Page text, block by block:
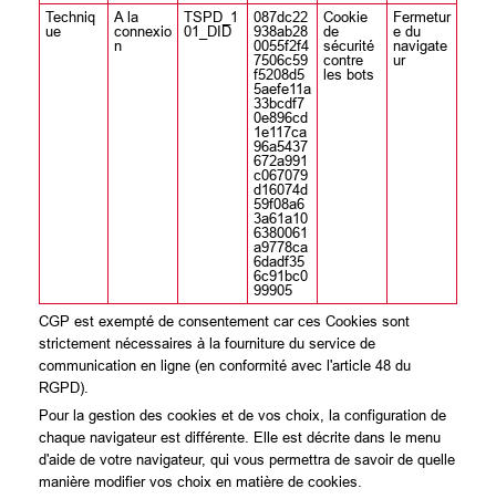
Techniq
ue
A la
connexio
n
TSPD_1
01_DID
087dc22
938ab28
0055f2f4
7506c59
f5208d5
5aefe11a
33bcdf7
0e896cd
1e117ca
96a5437
672a991
c067079
d16074d
59f08a6
3a61a10
6380061
a9778ca
6dadf35
6c91bc0
99905
Cookie
de
sécurité
contre
les bots
Fermetur
e du
navigate
ur
CGP est exempté de consentement car ces Cookies sont
strictement nécessaires à la fourniture du service de
communication en ligne (en conformité avec l'article 48 du
RGPD).
Pour la gestion des cookies et de vos choix, la configuration de
chaque navigateur est différente. Elle est décrite dans le menu
d'aide de votre navigateur, qui vous permettra de savoir de quelle
manière modifier vos choix en matière de cookies.